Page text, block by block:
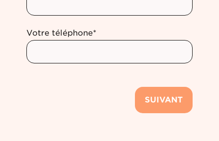
Votre téléphone*
SUIVANT